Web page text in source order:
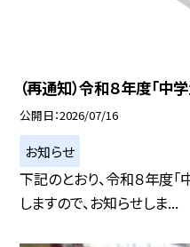
（再通知）令和８年度「中
公開日 2026/07/16
お知らせ
下記のとおり、令和８年度
しますので、お知らせしま...